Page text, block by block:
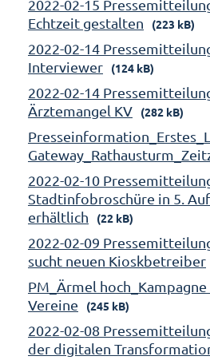
2022-02-15
Echtzeit gestalten
(223 kB)
2022-02-14
Interviewer
(124 kB)
2022-02-14
Ärztemangel KV
(282 kB)
2022-02-10
Stadtinfobroschüre in 5.
erhältlich
(22 kB)
2022-02-09
sucht neuen Kioskbetreiber
PM_Ärmel
Vereine
(245 kB)
2022-02-08
der digitalen